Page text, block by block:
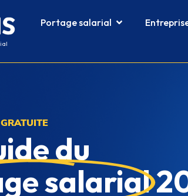
Portage salarial
du
salarial